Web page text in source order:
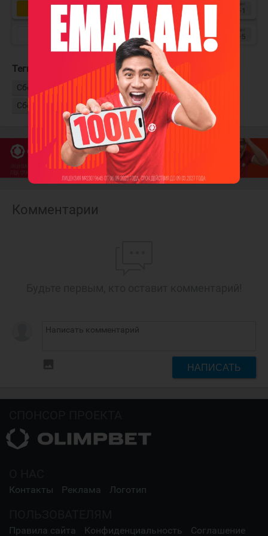
Теги: Турнир четырёх наций
Сборная США
Сборная Канада
Сборная Швеции
Сборная Финляндии
Комментарии
НАПИСАТЬ
Контакты Реклама Логотип
Правила сайта Конфиденциальность Соглашение